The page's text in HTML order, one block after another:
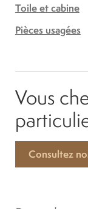
Toile et cabine
Pièces usagées
Vous
Consultez